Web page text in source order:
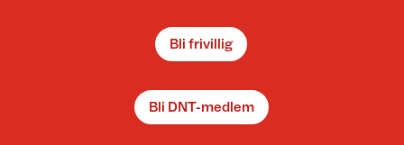
Bli frivillig
Bli DNT-medlem